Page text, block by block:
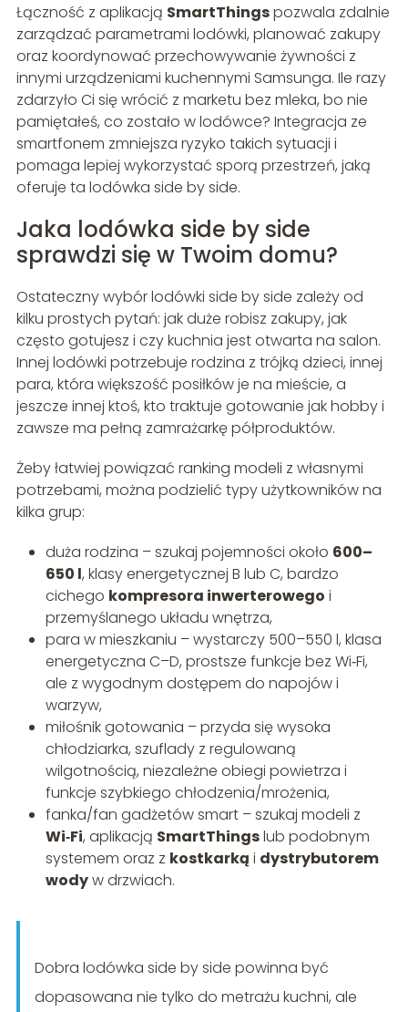
Łączność z aplikacją SmartThingspozwala zdalnie
zarządzać parametrami lodówki, planować zakupy
oraz koordynować przechowywanie żywności z
innymi urządzeniami kuchennymi Samsunga. Ile razy
zdarzyło Ci się wrócić z marketu bez mleka, bo nie
pamiętałeś, co zostało w lodówce? Integracja ze
smartfonem zmniejsza ryzyko takich sytuacji i
pomaga lepiej wykorzystać sporą przestrzeń, jaką
oferuje ta lodówka side by side.
Jaka lodówka side by side
sprawdzi się w Twoim domu?
Ostateczny wybór lodówki side by side zależy od
kilku prostych pytań: jak duże robisz zakupy, jak
często gotujesz i czy kuchnia jest otwarta na salon.
Innej lodówki potrzebuje rodzina z trójką dzieci, innej
para, która większość posiłków je na mieście, a
jeszcze innej ktoś, kto traktuje gotowanie jak hobby i
zawsze ma pełną zamrażarkę półproduktów.
Żeby łatwiej powiązać ranking modeli z własnymi
potrzebami, można podzielić typy użytkowników na
kilka grup:
duża rodzina – szukaj pojemności około 600–
650 l, klasy energetycznej B lub C, bardzo
cichego kompresora inwerterowego i
przemyślanego układu wnętrza,
para w mieszkaniu – wystarczy 500–550 l, klasa
energetyczna C–D, prostsze funkcje bez Wi‑Fi,
ale z wygodnym dostępem do napojów i
warzyw,
miłośnik gotowania – przyda się wysoka
chłodziarka, szuflady z regulowaną
wilgotnością, niezależne obiegi powietrza i
funkcje szybkiego chłodzenia/mrożenia,
fanka/fan gadżetów smart – szukaj modeli z
Wi‑Fi, aplikacją SmartThingslub podobnym
systemem oraz z kostkarką i dystrybutorem
wodyw drzwiach.
Dobra lodówka side by side powinna być
dopasowana nie tylko do metrażu kuchni, ale